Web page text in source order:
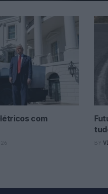
com
BY